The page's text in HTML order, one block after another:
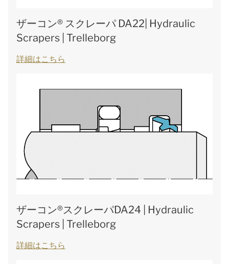
ザーコン® スクレーパ DA22| Hydraulic
Scrapers | Trelleborg
詳細はこちら
ザーコン®スクレーパDA24 | Hydraulic
Scrapers | Trelleborg
詳細はこちら